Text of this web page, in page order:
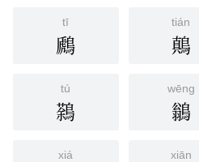
tī
鷉
tián
鷏
tú
鷋
wēng
鶲
xiá xiān